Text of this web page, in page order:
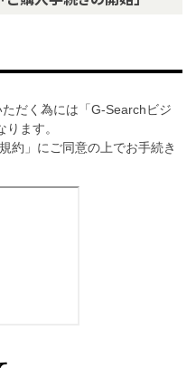
だく為には「G-Searchビジ
ます。
約」にご同意の上でお手続き